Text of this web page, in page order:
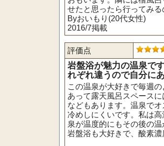
せたと思ったら行ってみる
Byおいもり(20代女性)
2016/7掲載
評価点
岩盤浴が魅力の温泉で
れぞれ違うので自分に
この温泉が大好きで毎週
あって露天風呂スペース
などもあります。温泉で
冷めしにくいです。私は
泉が温度的にもその後の
岩盤浴も大好きで、酸素